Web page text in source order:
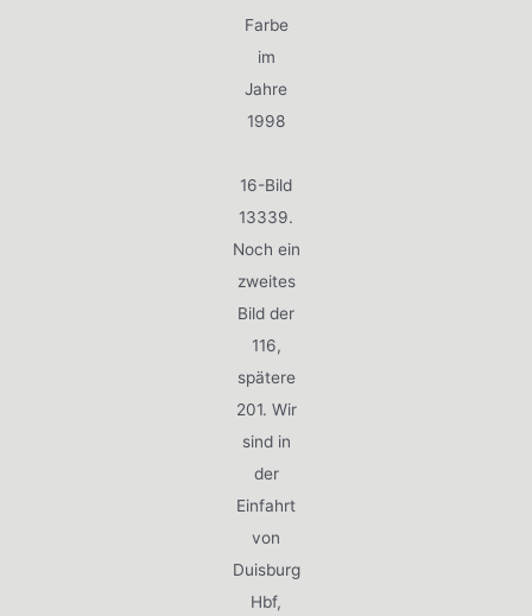
Farbe
im
Jahre
1998
16-Bild
13339.
Noch ein
zweites
Bild der
116,
spätere
201. Wir
sind in
der
Einfahrt
von
Duisburg
Hbf,